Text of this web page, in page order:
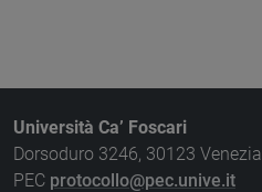
Università Ca’ Foscari
Dorsoduro 3246, 30123 Venezia
PEC protocollo@pec.unive.it